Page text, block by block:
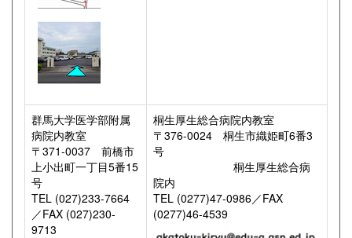
群馬大学医学部附属
病院内教室
〒371-0037 前橋市
上小出町一丁目5番15
号
TEL (027)233-7664
／FAX (027)230-
9713
桐生厚生総合病院内教室
〒376-0024 桐生市織姫町6番3
号
桐生厚生総合病
院内
TEL (0277)47-0986／FAX
(0277)46-4539